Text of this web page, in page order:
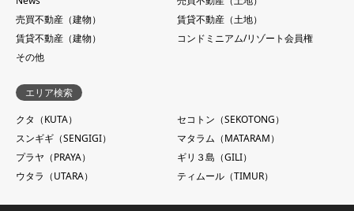
売買不動産（建物）
賃貸不動産（土地）
賃貸不動産（建物）
コンドミニアム/リゾート会員権
その他
エリア検索
クタ（KUTA）
セコトン（SEKOTONG）
スンギギ（SENGIGI）
マタラム（MATARAM）
プラヤ（PRAYA）
ギリ３島（GILI）
ウタラ（UTARA）
ティムール（TIMUR）